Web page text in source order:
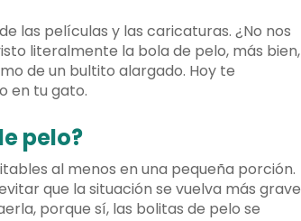
las películas y las caricaturas. ¿No nos
literalmente la bola de pelo, más bien,
de un bultito alargado. Hoy te
en tu gato.
pelo?
al menos en una pequeña porción.
que la situación se vuelva más grave
porque sí, las bolitas de pelo se